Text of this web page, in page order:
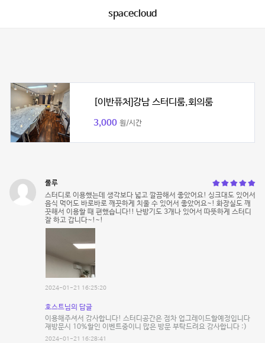
spacecloud
[이반퓨처]강남 스터디룸,회의룸
3,000 원/시간
룰루
스터디로 이용했는데 생각보다 넓고 깔끔해서 좋았어요! 싱크대도 있어서
음식 먹어도 바로바로 깨끗하게 치울 수 있어서 좋았어요~! 화장실도 깨
끗해서 이용할 때 편했습니다!! 난방기도 3개나 있어서 따뜻하게 스터디
잘 하고 갑니다~!~!
2024-01-21 16:25:20
호스트님의 답글
이용해주셔서 감사합니다! 스터디공간은 점차 업그레이드할예정입니다
재방문시 10%할인 이벤트중이니 많은 방문 부탁드려요 감사합니다 :)
2024-01-21 16:28:41